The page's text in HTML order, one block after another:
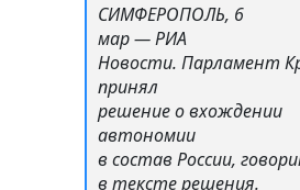
СИМФЕРОПОЛЬ, 6
мар — РИА
Новости. Парламент
принял
решение о вхождении
автономии
в состав России,
в тексте решения.